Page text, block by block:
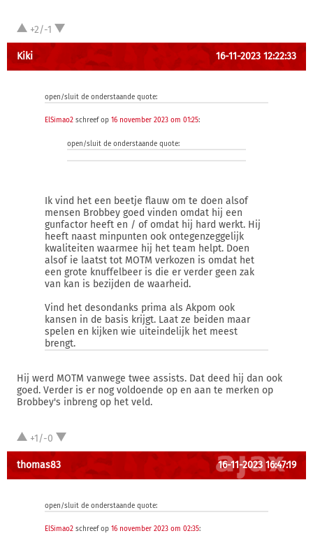
+2/-1
Kiki 16-11-2023 12:22:33
open/sluit de onderstaande quote:
ElSimao2 schreef op 16 november 2023 om 01:25:
open/sluit de onderstaande quote:
Ik vind het een beetje flauw om te doen alsof
mensen Brobbey goed vinden omdat hij een
gunfactor heeft en / of omdat hij hard werkt. Hij
heeft naast minpunten ook ontegenzeggelijk
kwaliteiten waarmee hij het team helpt. Doen
alsof ie laatst tot MOTM verkozen is omdat het
een grote knuffelbeer is die er verder geen zak
van kan is bezijden de waarheid.
Vind het desondanks prima als Akpom ook
kansen in de basis krijgt. Laat ze beiden maar
spelen en kijken wie uiteindelijk het meest
brengt.
Hij werd MOTM vanwege twee assists. Dat deed hij dan ook
goed. Verder is er nog voldoende op en aan te merken op
Brobbey's inbreng op het veld.
+1/-0
thomas83 16-11-2023 16:47:19
open/sluit de onderstaande quote:
ElSimao2 schreef op 16 november 2023 om 02:35: